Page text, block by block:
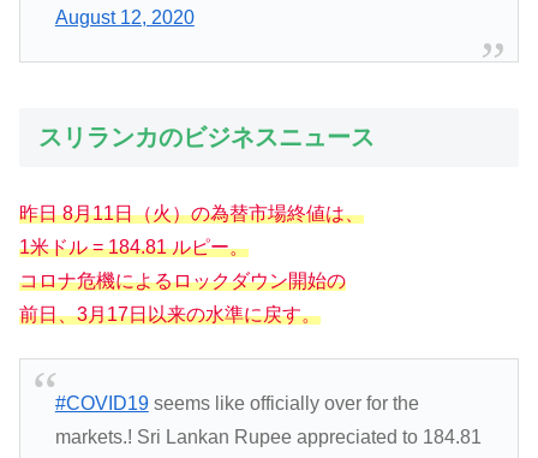
August 12, 2020
スリランカのビジネスニュース
昨日 8月11日（火）の為替市場終値は、
1米ドル = 184.81 ルピー。
コロナ危機によるロックダウン開始の
前日、3月17日以来の水準に戻す。
#COVID19seems like officially over for the
markets.! Sri Lankan Rupee appreciated to 184.81